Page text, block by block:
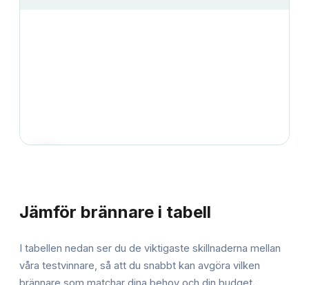
Jämför brännare i tabell
I tabellen nedan ser du de viktigaste skillnaderna mellan
våra testvinnare, så att du snabbt kan avgöra vilken